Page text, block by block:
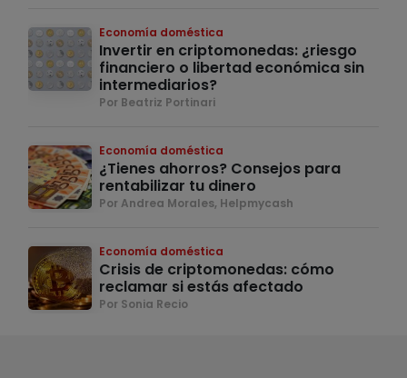
Economía doméstica
Invertir en criptomonedas: ¿riesgo
financiero o libertad económica sin
intermediarios?
Por Beatriz Portinari
Economía doméstica
¿Tienes ahorros? Consejos para
rentabilizar tu dinero
Por Andrea Morales, Helpmycash
Economía doméstica
Crisis de criptomonedas: cómo
reclamar si estás afectado
Por Sonia Recio